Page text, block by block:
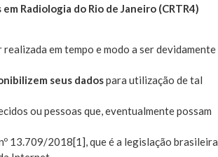
Radiologia do Rio de Janeiro (CRTR4)
em tempo e modo a ser devidamente
seus dadospara utilização de tal
ou pessoas que, eventualmente possam
13.709/2018[1], que é a legislação brasileira